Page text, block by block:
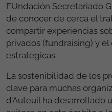
FUndación Secretariado
de conocer de cerca el
compartir experiencias
privados (fundraising) y
estratégicas.
La sostenibilidad de los
clave para muchas
d’Auteuil ha desarrollado